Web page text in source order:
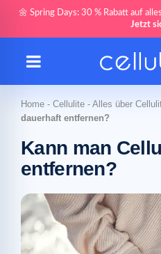
🌼 Spring Days: 30 % Rabatt auf
Jetzt
Home - Cellulite - Alles über
dauerhaft entfernen?
Kann man
entfernen?